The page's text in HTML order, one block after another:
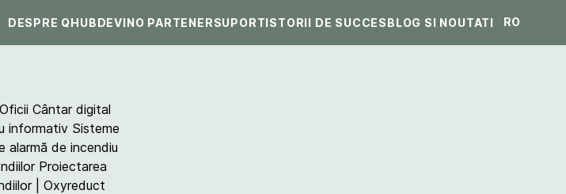
DESPRE QHUBDEVINO PARTENERSUPORTISTORII DE SUCCESBLOG SI NOUTATI RO
Oficii Cântar digital
informativ Sisteme
alarmă de incendiu
Proiectarea
| Oxyreduct